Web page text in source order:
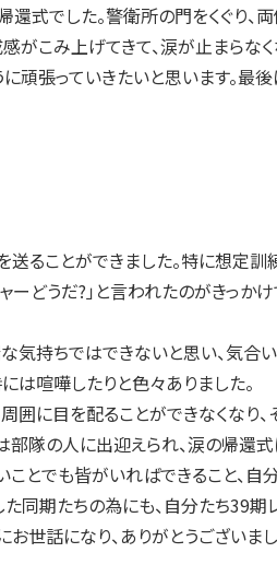
式でした。警衛所の門をくぐり
こみ上げてきて、涙が止まらなく
張っていきたいと思います。最後
ることができました。特に想定訓
どうだ?」と言われたのがきっか
持ちではできないと思い、気合
は喧嘩したりと色々ありました。
に目を配ることができなくなり
隊の人に出迎えられ、涙の帰還
とでも皆がいればできること、
同期たちの為にも、自分たち39期
話になり、ありがとうございま